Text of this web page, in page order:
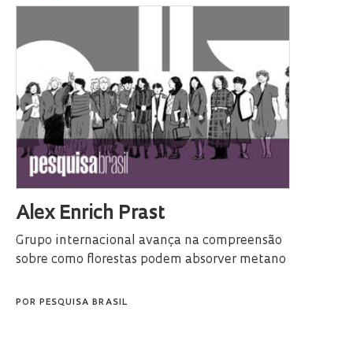
Alex Enrich Prast
Grupo internacional avança na compreensão
sobre como florestas podem absorver metano
POR PESQUISA BRASIL